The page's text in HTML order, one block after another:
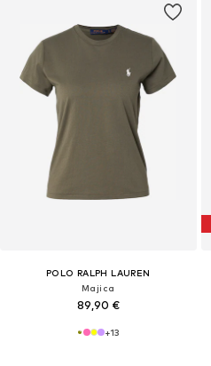
POLO RALPH LAUREN
Majica
89,90 €
+13